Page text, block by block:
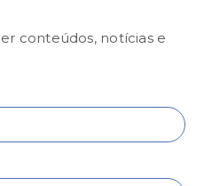
conteúdos, notícias e